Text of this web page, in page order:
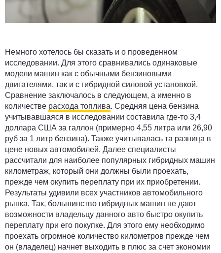
Немного хотелось бы сказать и о проведенном
исследовании. Для этого сравнивались одинаковые
модели машин как с обычными бензиновыми
двигателями, так и с гибридной силовой установкой.
Сравнение заключалось в следующем, а именно в
количестве расхода топлива. Средняя цена бензина
учитывавшаяся в исследовании составила где-то 3,4
доллара США за галлон (примерно 4,55 литра или 26,90
руб за 1 литр бензина). Также учитывалась та разница в
цене новых автомобилей. Далее специалисты
рассчитали для наиболее популярных гибридных машин
километраж, который они должны были проехать,
прежде чем окупить переплату при их приобретении.
Результаты удивили всех участников автомобильного
рынка. Так, большинство гибридных машин не дают
возможности владельцу данного авто быстро окупить
переплату при его покупке. Для этого ему необходимо
проехать огромное количество километров прежде чем
он (владелец) начнет выходить в плюс за счет экономии